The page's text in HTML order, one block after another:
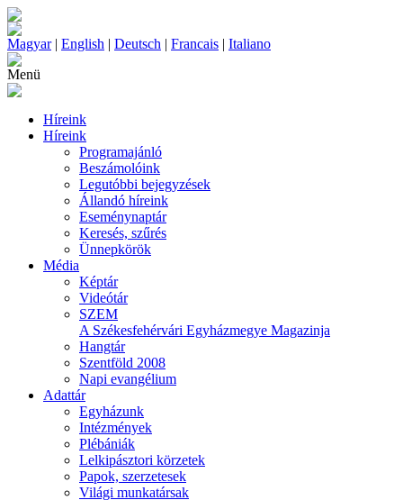
Magyar| English | Deutsch | Francais | Italiano
Menü
Híreink
Híreink
Programajánló
Beszámolóink
Legutóbbi bejegyzések
Állandó híreink
Eseménynaptár
Keresés, szűrés
Ünnepkörök
Média
Képtár
Videótár
SZEM
A Székesfehérvári Egyházmegye Magazinja
Hangtár
Szentföld 2008
Napi evangélium
Adattár
Egyházunk
Intézmények
Plébániák
Lelkipásztori körzetek
Papok, szerzetesek
Világi munkatársak